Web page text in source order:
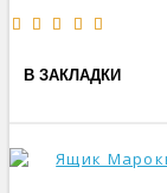
В ЗАКЛАДКИ